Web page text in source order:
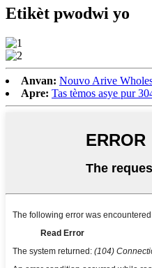
Etikèt pwodwi yo
Anvan: Nouvo Arive
Apre: Tas tèmos asye pur